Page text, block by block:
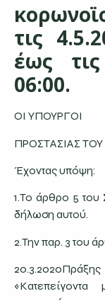
τις
έως
06:00.
ΟΙ ΥΠΟΥΡΓΟΙ
ΠΡΟΣΤΑΣΙΑΣ
Έχοντας υπόψη:
1.Το άρθρο 5 του
δήλωση αυτού.
2.Την παρ. 3 του